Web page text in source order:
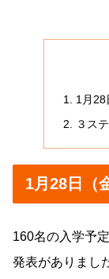
1月28
３ス
1月28日（
160名の入学予
発表がありまし